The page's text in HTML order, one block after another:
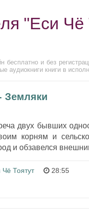
"Еси Чё
и без
аудиокниги книги в
Земляки
двух бывших
корням и
и обзавелся
Чё Тоятут 28:55